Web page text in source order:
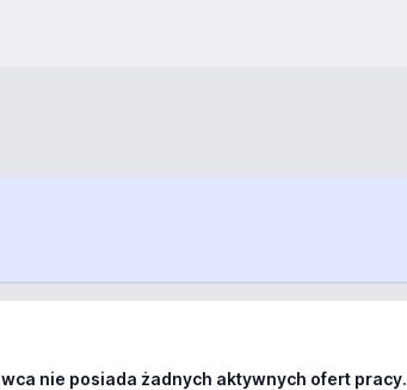
nie posiada żadnych aktywnych ofert pracy.